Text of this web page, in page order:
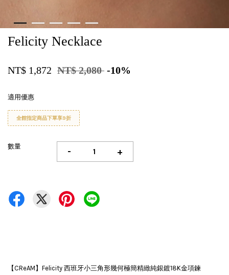
Felicity Necklace
NT$ 1,872 NT$ 2,080 -10%
適用優惠
全館指定商品下單享9折
數量 - +
【CReAM】Felicity 西班牙小三角形幾何極簡精緻純銀鍍18K金項鍊